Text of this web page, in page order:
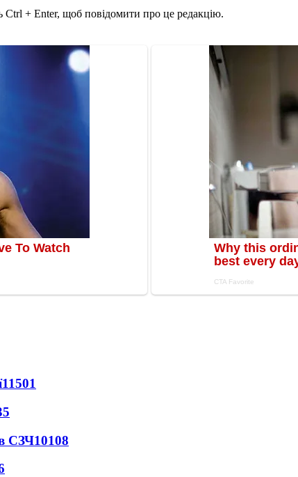
Ctrl + Enter, щоб повідомити про це редакцію.
11501
СЗЧ10108